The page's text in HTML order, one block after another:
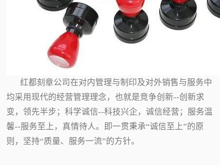
红都刻章公司在对内管理与制印及对外销售与服务中
均采用现代的经营管理理念，也就是竞争创新--创新求
变，领先半步；科学诚信--科技兴企，诚信经营；服务温
馨--服务至上，真情待人。即一贯秉承“诚信至上”的原
则，坚持“质量、服务一流”的方针。